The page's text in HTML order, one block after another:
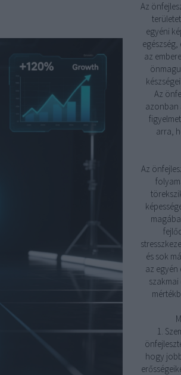
Az
egyéni
egészség,
az
Az
azonban
arra,
Az
és sok
az egyén
szakmai
1.
hogy